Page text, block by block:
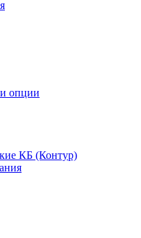
опции
КБ (Контур)